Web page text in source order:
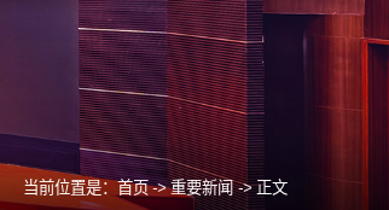
当前位置是： 首页 -> 重要新闻 -> 正文